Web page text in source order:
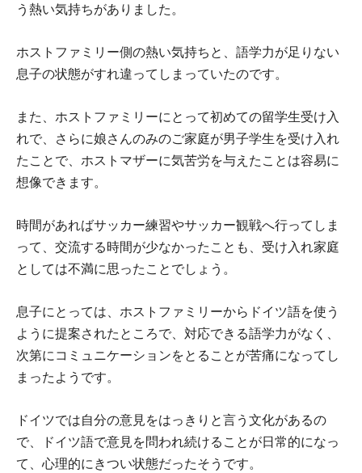
う熱い気持ちがありました。
ホストファミリー側の熱い気持ちと、語学力が足りない
息子の状態がすれ違ってしまっていたのです。
また、ホストファミリーにとって初めての留学生受け入
れで、さらに娘さんのみのご家庭が男子学生を受け入れ
たことで、ホストマザーに気苦労を与えたことは容易に
想像できます。
時間があればサッカー練習やサッカー観戦へ行ってしま
って、交流する時間が少なかったことも、受け入れ家庭
としては不満に思ったことでしょう。
息子にとっては、ホストファミリーからドイツ語を使う
ように提案されたところで、対応できる語学力がなく、
次第にコミュニケーションをとることが苦痛になってし
まったようです。
ドイツでは自分の意見をはっきりと言う文化があるの
で、ドイツ語で意見を問われ続けることが日常的になっ
て、心理的にきつい状態だったそうです。